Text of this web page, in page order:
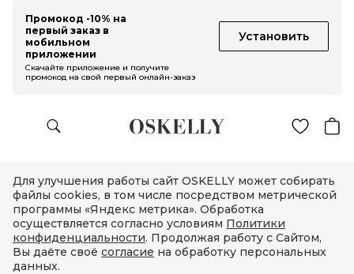
Промокод -10% на
первый заказ в
мобильном
приложении
Установить
Скачайте приложение и получите
промокод на свой первый онлайн-заказ
Для улучшения работы сайт OSKELLY может собирать
файлы cookies, в том числе посредством метрической
программы «Яндекс метрика». Обработка
осуществляется согласно условиям Политики
конфиденциальности. Продолжая работу с Сайтом,
Вы даёте своё согласие на обработку персональных
данных.